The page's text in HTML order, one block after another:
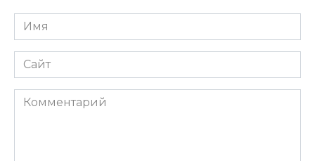
Имя
*
Сайт
Комментарий